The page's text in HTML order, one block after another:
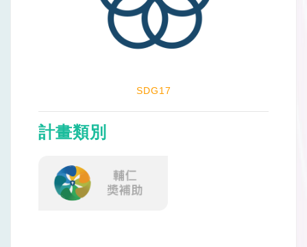
SDG17
計畫類別